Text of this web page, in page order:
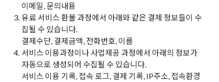
이메일, 문의내용
3. 유료 서비스 환불 과정에서 아래와 같은 결제 정보들이 수
집될 수 있습니다.
결제수단, 결제금액, 전화번호, 이름
4. 서비스 이용과정이나 사업제공 과정에서 아래의 정보가
자동으로 생성되어 수집될 수 있습니다.
서비스 이용 기록, 접속 로그, 결제 기록, IP주소, 접속환경